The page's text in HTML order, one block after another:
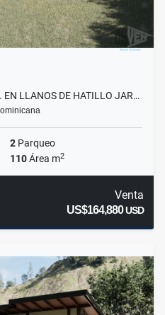
LLANOS DE HATILLO JAR…
2 Parqueo
110Área m2
Venta
US$164,880USD